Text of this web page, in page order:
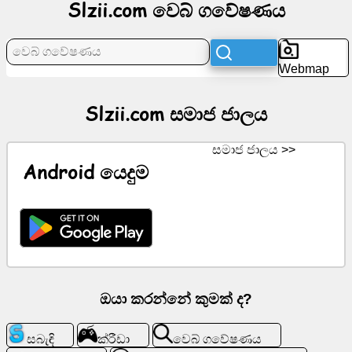
පුවත්
විකි
සම්බන්ධතා
Slzii.com වෙබ් ගවේෂණය
Webmap
Slzii.com සමාජ ජාලය
Android යෙදුම
සමාජ ජාලය >>
ඔයා කරන්නේ කුමක් ද?
සබැඳි ක්රීඩා
වෙබ් ගවේෂණය